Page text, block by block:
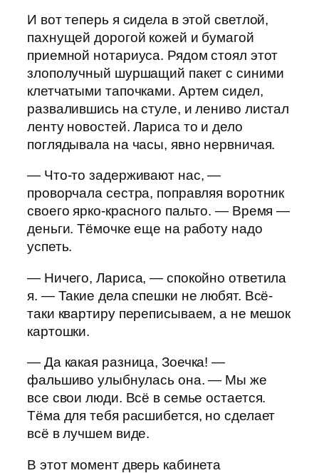
И вот теперь я сидела в этой светлой,
пахнущей дорогой кожей и бумагой
приемной нотариуса. Рядом стоял этот
злополучный шуршащий пакет с синими
клетчатыми тапочками. Артем сидел,
развалившись на стуле, и лениво листал
ленту новостей. Лариса то и дело
поглядывала на часы, явно нервничая.
— Что-то задерживают нас, —
проворчала сестра, поправляя воротник
своего ярко-красного пальто. — Время —
деньги. Тёмочке еще на работу надо
успеть.
— Ничего, Лариса, — спокойно ответила
я. — Такие дела спешки не любят. Всё-
таки квартиру переписываем, а не мешок
картошки.
— Да какая разница, Зоечка! —
фальшиво улыбнулась она. — Мы же
все свои люди. Всё в семье остается.
Тёма для тебя расшибется, но сделает
всё в лучшем виде.
В этот момент дверь кабинета